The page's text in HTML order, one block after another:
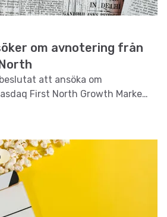
om avnotering från
att ansöka om
First North Growth Market